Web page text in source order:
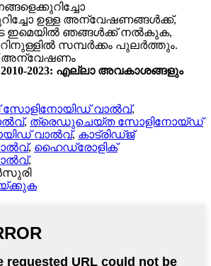
ഉള്ള അന്വേഷണങ്ങൾക്ക്,
ഇമെയിൽ ഞങ്ങൾക്ക് നൽകുക,
സമ്പർക്കം പുലർത്തും.
അന്വേഷണം
2023: എല്ലാ അവകാശങ്ങളും
സോളിനോയിഡ് വാൽവ്,
, ത്രെഡുചെയ്ത സോളിനോയ്ഡ്
വാൽവ്, കാട്രിഡ്ജ്
, ഹൈഡ്രോളിക്
,